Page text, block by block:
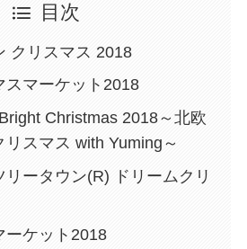
目次
クリスマス 2018
スマーケット2018
Christmas 2018～北欧
スマス with Yuming～
リータウン(R) ドリームクリ
ーケット2018